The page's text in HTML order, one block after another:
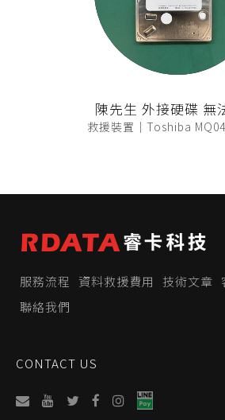
陳先生 外接硬碟 無
救援裝置｜Toshiba
服務流程 資料救援費用 技術文章
聯絡我們
CONTACT US